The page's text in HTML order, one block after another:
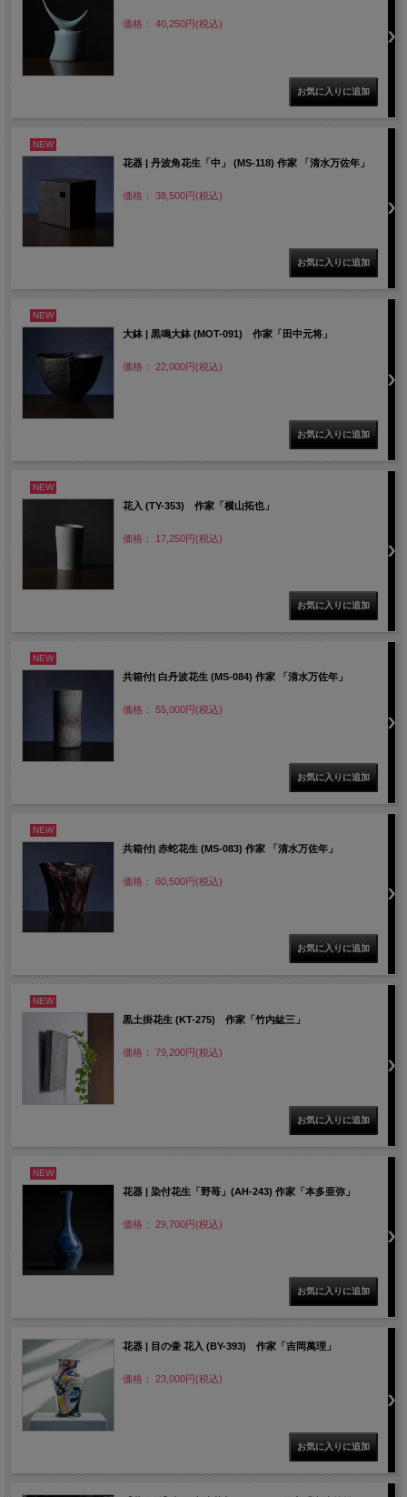
価格： 40,250円(税込)
NEW
花器 | 丹波角花生「中」 (MS-118) 作家 「清水万佐年」
価格： 38,500円(税込)
NEW
大鉢 | 黒鳴大鉢 (MOT-091) 作家「田中元将」
価格： 22,000円(税込)
NEW
花入 (TY-353) 作家「横山拓也」
価格： 17,250円(税込)
NEW
共箱付| 白丹波花生 (MS-084) 作家 「清水万佐年」
価格： 55,000円(税込)
NEW
共箱付| 赤蛇花生 (MS-083) 作家 「清水万佐年」
価格： 60,500円(税込)
NEW
黒土掛花生 (KT-275) 作家「竹内紘三」
価格： 79,200円(税込)
NEW
花器 | 染付花生「野苺」(AH-243) 作家「本多亜弥」
価格： 29,700円(税込)
花器 | 目の壷 花入 (BY-393) 作家「吉岡萬理」
価格： 23,000円(税込)